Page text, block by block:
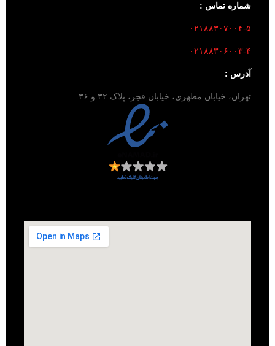
شماره تماس :
۰۲۱۸۸۳۰۷۰۰۴-۵
۰۲۱۸۸۳۰۶۰۰۳-۴
آدرس :
تهران، خیابان مطهری، خیابان فجر، پلاک ۳۲ و ۳۶